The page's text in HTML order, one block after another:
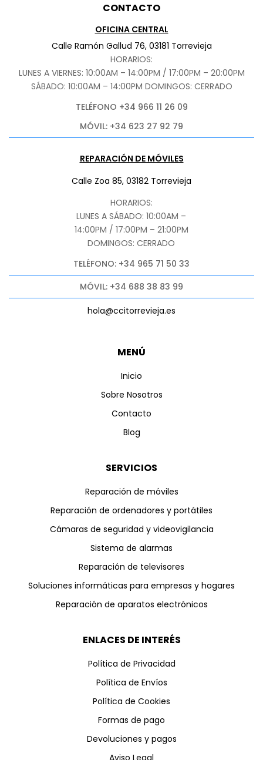
MENÚ
Inicio
Sobre Nosotros
Contacto
Blog
SERVICIOS
Reparación de móviles
Reparación de ordenadores y portátiles
Cámaras de seguridad y videovigilancia
Sistema de alarmas
Reparación de televisores
Soluciones informáticas para empresas y hogares
Reparación de aparatos electrónicos
ENLACES DE INTERÉS
Política de Privacidad
Política de Envíos
Política de Cookies
Formas de pago
Devoluciones y pagos
Aviso Legal
CONTACTO
OFICINA CENTRAL
Calle Ramón Gallud 76, 03181 Torrevieja
HORARIOS:
LUNES A VIERNES: 10:00AM – 14:00PM / 17:00PM – 20:00PM
SÁBADO: 10:00AM – 14:00PM DOMINGOS: CERRADO
TELÉFONO +34 966 11 26 09
MÓVIL: +34 623 27 92 79
REPARACIÓN DE MÓVILES
Calle Zoa 85, 03182 Torrevieja
HORARIOS:
LUNES A SÁBADO: 10:00AM –
14:00PM / 17:00PM – 21:00PM
DOMINGOS: CERRADO
TELÉFONO: +34 965 71 50 33
MÓVIL: +34 688 38 83 99
hola@ccitorrevieja.es